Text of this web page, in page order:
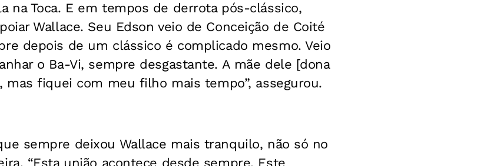
na Toca. E em tempos de derrota pós-clássico,
Wallace. Seu Edson veio de Conceição de Coité
depois de um clássico é complicado mesmo. Veio
o Ba-Vi, sempre desgastante. A mãe dele [dona
mas fiquei com meu filho mais tempo”, assegurou.
sempre deixou Wallace mais tranquilo, não só no
“Esta união acontece desde sempre. Este